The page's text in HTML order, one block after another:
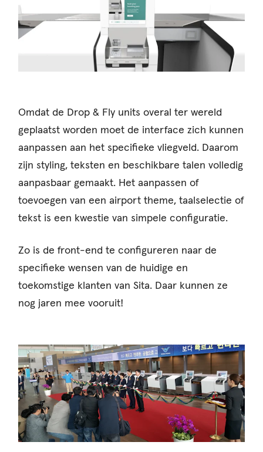
Omdat de Drop & Fly units overal ter wereld
geplaatst worden moet de interface zich kunnen
aanpassen aan het specifieke vliegveld. Daarom
zijn styling, teksten en beschikbare talen volledig
aanpasbaar gemaakt. Het aanpassen of
toevoegen van een airport theme, taalselectie of
tekst is een kwestie van simpele configuratie.
Zo is de front-end te configureren naar de
specifieke wensen van de huidige en
toekomstige klanten van Sita. Daar kunnen ze
nog jaren mee vooruit!